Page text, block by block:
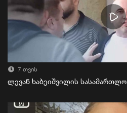
7 თვის
ლევან ხაბეიშვილის სასამართლო